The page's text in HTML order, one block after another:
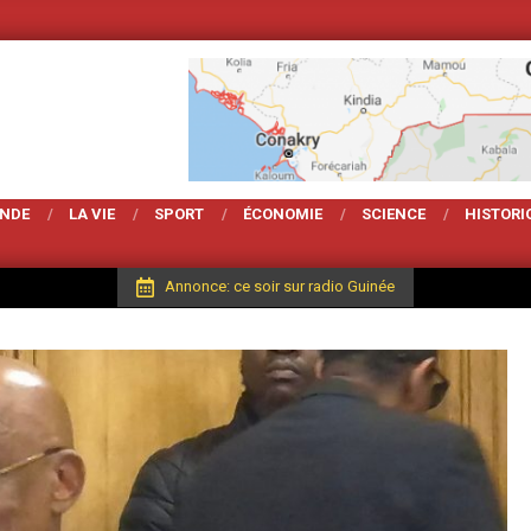
Votre Magarzine
LA VIE SPORT ÉCONOMIE SCIENCE
Annonce: ce soir sur radio Guinée